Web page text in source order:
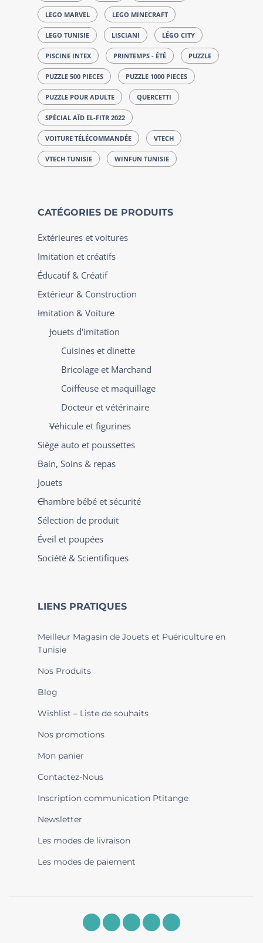
LEGO MARVEL LEGO MINECRAFT
LEGO TUNISIE LISCIANI LÉGO CITY
PISCINE INTEX PRINTEMPS - ÉTÉ PUZZLE
PUZZLE 500 PIECES PUZZLE 1000 PIECES
PUZZLE POUR ADULTE QUERCETTI
SPÉCIAL AÏD EL-FITR 2022
VOITURE TÉLÉCOMMANDÉE VTECH
VTECH TUNISIE WINFUN TUNISIE
CATÉGORIES DE PRODUITS
Extérieures et voitures
Imitation et créatifs
Éducatif & Créatif
Extérieur & Construction
Imitation & Voiture
Jouets d'imitation
Cuisines et dinette
Bricolage et Marchand
Coiffeuse et maquillage
Docteur et vétérinaire
Véhicule et figurines
Siège auto et poussettes
Bain, Soins & repas
Jouets
Chambre bébé et sécurité
Sélection de produit
Éveil et poupées
Société & Scientifiques
LIENS PRATIQUES
Meilleur Magasin de Jouets et Puériculture en
Tunisie
Nos Produits
Blog
Wishlist – Liste de souhaits
Nos promotions
Mon panier
Contactez-Nous
Inscription communication Ptitange
Newsletter
Les modes de livraison
Les modes de paiement